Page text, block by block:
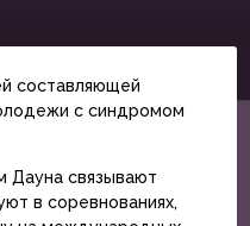
составляющей
с синдромом
Дауна связывают
в соревнованиях,